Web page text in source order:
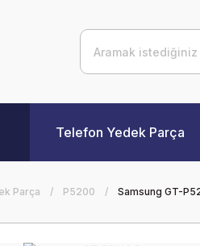
Telefon Yedek Parça
Parça P5200 Samsung GT-